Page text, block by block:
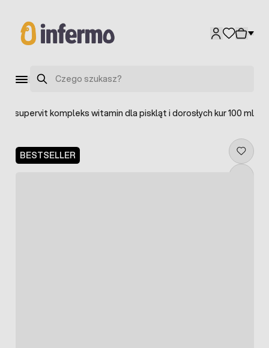
Szukaj
Biosupervit kompleks witamin dla piskląt i dorosłych kur 100 ml
BESTSELLER